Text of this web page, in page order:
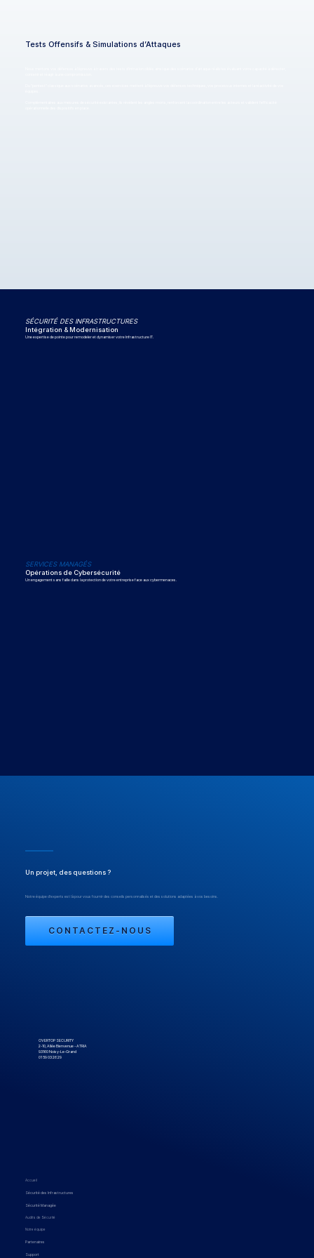
Tests Offensifs & Simulations d’Attaques
SÉCURITÉ DES INFRASTRUCTURES
Intégration & Modernisation
Une expertise de pointe pour remodeler et dynamiser votre Infrastructure IT.
SERVICES MANAGÉS
Opérations de Cybersécurité
Un engagement sans faille dans la protection de votre entreprise face aux cybermenaces.
Sécurité des Infrastructures
Audits de Sécurité
Sécurité Managée
Notre équipe
Partenaires
Support
Accueil
Un projet, des questions ?
Notre équipe d'experts est là pour vous fournir des conseils personnalisés et des solutions adaptées à vos besoins.
CONTACTEZ-NOUS
OVERTOP SECURITY
2-10, Allée Bienvenue - ATRIA
93160 Noisy-Le-Grand
01 59 03 26 29